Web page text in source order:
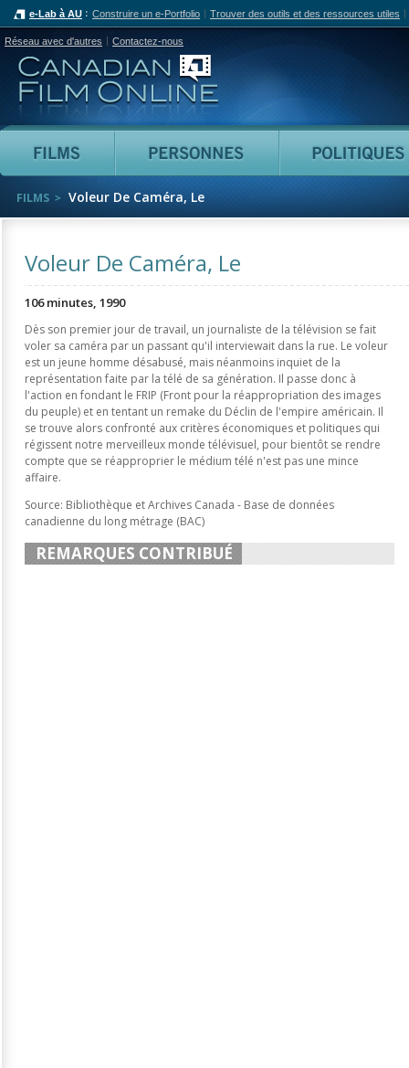
e-Lab à AU Construire un e-Portfolio Trouver des outils et des ressources utiles
Réseau avec d'autres Contactez-nous
Canadian Film Online
Films Personnes
FILMS Voleur De Caméra, Le
Voleur De Caméra, Le
106 minutes, 1990
Dès son premier jour de travail, un journaliste de la télévision se fait
voler sa caméra par un passant qu'il interviewait dans la rue. Le voleur
est un jeune homme désabusé, mais néanmoins inquiet de la
représentation faite par la télé de sa génération. Il passe donc à
l'action en fondant le FRIP (Front pour la réappropriation des images
du peuple) et en tentant un remake du Déclin de l'empire américain. Il
se trouve alors confronté aux critères économiques et politiques qui
régissent notre merveilleux monde télévisuel, pour bientôt se rendre
compte que se réapproprier le médium télé n'est pas une mince
affaire.
Source: Bibliothèque et Archives Canada - Base de données
canadienne du long métrage (BAC)
REMARQUES CONTRIBUÉ